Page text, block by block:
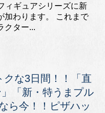
ィギュアシリーズに新
加わります。 これまで
クター...
な3日間！！「直
「新・特うまプル
ら今！！ピザハッ